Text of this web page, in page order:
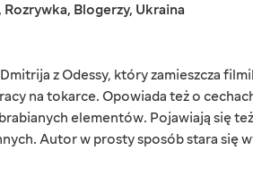
Rozrywka, Blogerzy, Ukraina
z Odessy, który zamieszcza
na tokarce. Opowiada też o
elementów. Pojawiają się
Autor w prosty sposób stara się